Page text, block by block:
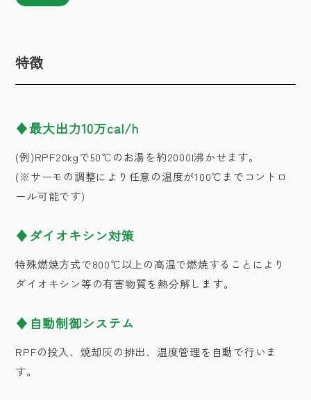
特徴
最大出力10万cal/h
(例)RPF20kgで50℃のお湯を約2000l沸かせます。
(※サーモの調整により任意の温度が100℃までコントロ
ール可能です)
ダイオキシン対策
特殊燃焼方式で800℃以上の高温で燃焼することにより
ダイオキシン等の有害物質を熱分解します。
自動制御システム
RPFの投入、焼却灰の排出、温度管理を自動で行いま
す。